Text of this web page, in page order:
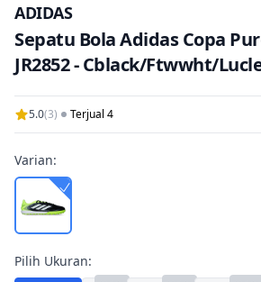
ADIDAS
Sepatu Bola Adidas Copa
JR2852 - Cblack/Ftwwht/
5.0(3) Terjual 4
Varian:
Pilih Ukuran: